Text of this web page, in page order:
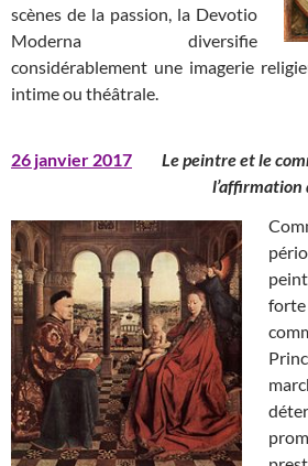
scènes de la passion, la Devotio
Moderna diversifie
considérablement une imagerie
intime ou théâtrale.
26 janvier 2017
Le peintre et
l’affirmation de